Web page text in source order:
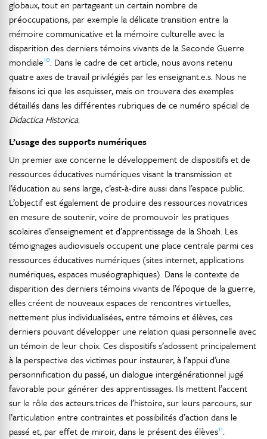
globaux, tout en partageant un certain nombre de
préoccupations, par exemple la délicate transition entre la
mémoire communicative et la mémoire culturelle avec la
disparition des derniers témoins vivants de la Seconde Guerre
mondiale10. Dans le cadre de cet article, nous avons retenu
quatre axes de travail privilégiés par les enseignant.e.s. Nous ne
faisons ici que les esquisser, mais on trouvera des exemples
détaillés dans les différentes rubriques de ce numéro spécial de
Didactica Historica.
L’usage des supports numériques
Un premier axe concerne le développement de dispositifs et de
ressources éducatives numériques visant la transmission et
l’éducation au sens large, c’est-à-dire aussi dans l’espace public.
L’objectif est également de produire des ressources novatrices
en mesure de soutenir, voire de promouvoir les pratiques
scolaires d’enseignement et d’apprentissage de la Shoah. Les
témoignages audiovisuels occupent une place centrale parmi ces
ressources éducatives numériques (sites internet, applications
numériques, espaces muséographiques). Dans le contexte de
disparition des derniers témoins vivants de l’époque de la guerre,
elles créent de nouveaux espaces de rencontres virtuelles,
nettement plus individualisées, entre témoins et élèves, ces
derniers pouvant développer une relation quasi personnelle avec
un témoin de leur choix. Ces dispositifs s’adossent principalement
à la perspective des victimes pour instaurer, à l’appui d’une
personnification du passé, un dialogue intergénérationnel jugé
favorable pour générer des apprentissages. Ils mettent l’accent
sur le rôle des acteurs.trices de l’histoire, sur leurs parcours, sur
l’articulation entre contraintes et possibilités d’action dans le
passé et, par effet de miroir, dans le présent des élèves11.